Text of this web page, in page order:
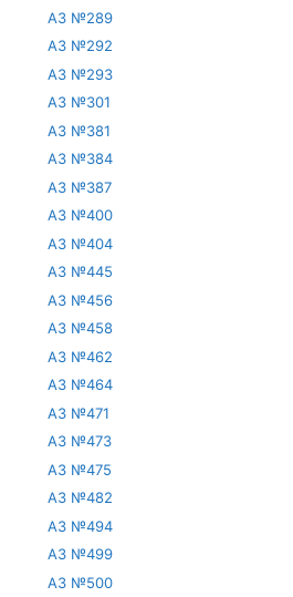
АЗ №289
АЗ №292
АЗ №293
АЗ №301
АЗ №381
АЗ №384
АЗ №387
АЗ №400
АЗ №404
АЗ №445
АЗ №456
АЗ №458
АЗ №462
АЗ №464
АЗ №471
АЗ №473
АЗ №475
АЗ №482
АЗ №494
АЗ №499
АЗ №500